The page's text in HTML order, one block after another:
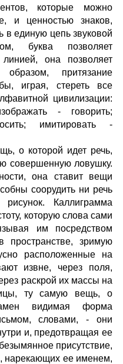
которые можно
и ценностью знаков,
в единую цепь звуковой
буква позволяет
она позволяет
притязание
играя, стереть все
цивилизации:
- говорить;
имитировать -
о которой идет речь,
совершенную ловушку.
она ставит вещи
соорудить ни речь
Каллиграмма
которую слова сами
им посредством
пространстве, зримую
расположенные на
извне, через поля,
раскрой их массы на
ту самую вещь, о
видимая форма
словами, - они
и, предотвращая ее
присутствие,
нарекающих ее именем,